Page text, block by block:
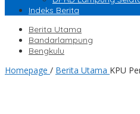
Indeks Berita
Berita Utama
Bandarlampung
Bengkulu
Homepage / Berita Utama KPU